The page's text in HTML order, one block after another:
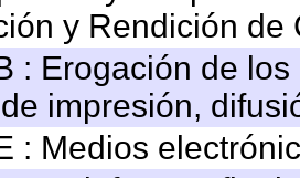
y Rendición
: Erogación de
impresión,
: Medios